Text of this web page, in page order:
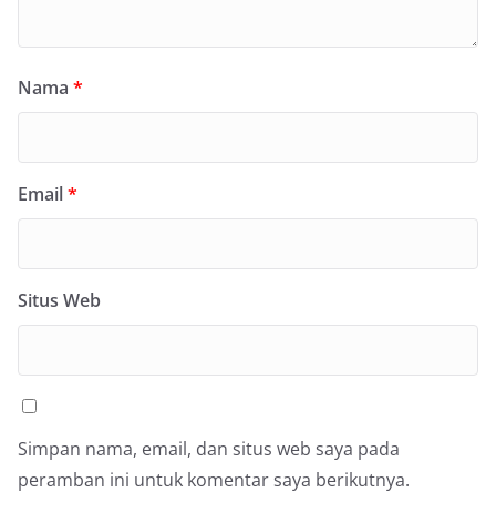
Nama *
Email*
Situs Web
Simpan nama, email, dan situs web saya pada
peramban ini untuk komentar saya berikutnya.